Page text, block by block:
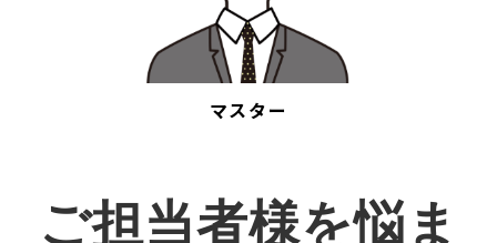
マスター
ご担当者様を悩ま